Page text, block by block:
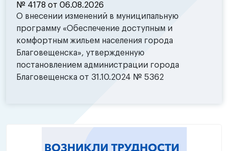
№ 4178 от 06.08.2026
О внесении изменений в муниципальную
программу «Обеспечение доступным и
комфортным жильем населения города
Благовещенска», утвержденную
постановлением администрации города
Благовещенска от 31.10.2024 № 5362